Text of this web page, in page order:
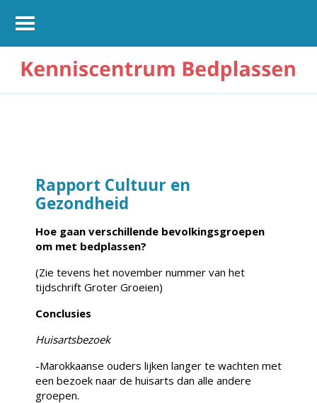
Rapport Cultuur en
Gezondheid
Hoe gaan verschillende bevolkingsgroepen
om met bedplassen?
(Zie tevens het november nummer van het
tijdschrift Groter Groeien)
Conclusies
Huisartsbezoek
-Marokkaanse ouders lijken langer te wachten met
een bezoek naar de huisarts dan alle andere
groepen.